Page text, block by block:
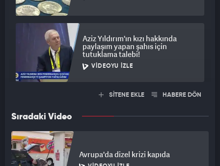
Aziz Yıldırım'ın kızı hakkında
paylaşım yapan şahıs için
tutuklama talebi!
VIDEOYU İZLE
SİTENE EKLE HABERE DÖN
Sıradaki Video
Avrupa'da dizel krizi kapıda